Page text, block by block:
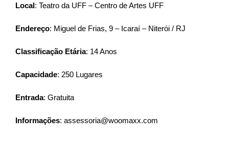
Local: Teatro da UFF – Centro de Artes UFF
Endereço: Miguel de Frias, 9 – Icaraí – Niterói / RJ
Classificação Etária: 14 Anos
Capacidade: 250 Lugares
Entrada: Gratuita
Informações: assessoria@woomaxx.com